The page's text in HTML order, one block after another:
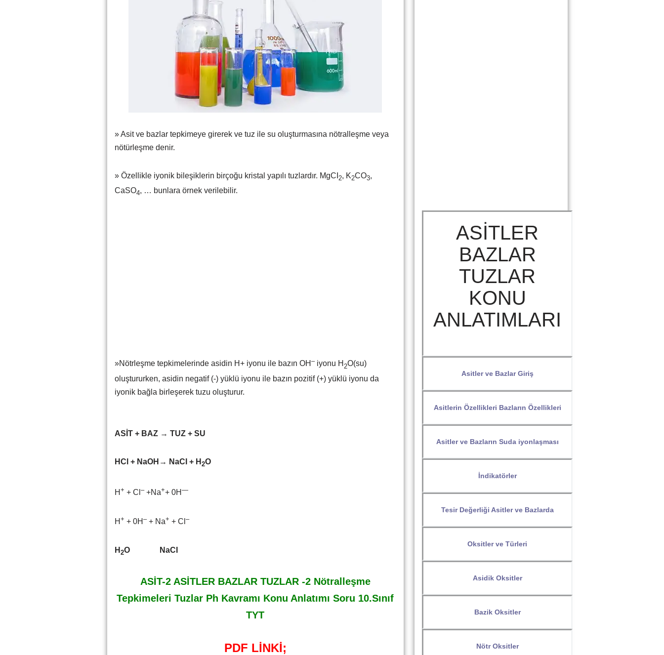
» Asit ve bazlar tepkimeye girerek ve tuz ile su oluşturmasına nötralleşme veya
nötürleşme denir.
» Özellikle iyonik bileşiklerin birçoğu kristal yapılı tuzlardır. MgCI 2, K2CO3,
CaSO4, … bunlara örnek verilebilir.
»Nötrleşme tepkimelerinde asidin H+ iyonu ile bazın OH –iyonu H 2O(su)
oluştururken, asidin negatif (-) yüklü iyonu ile bazın pozitif (+) yüklü iyonu da
iyonik bağla birleşerek tuzu oluşturur.
ASİT + BAZ → TUZ + SU
HCl + NaOH→ NaCI + H 2O
H + + Cl – +Na++ 0H —
H + + 0H –+ Na+ + Cl –
H 2O NaCI
ASİT-2 ASİTLER BAZLAR TUZLAR -2 Nötralleşme
Tepkimeleri Tuzlar Ph Kavramı Konu Anlatımı Soru 10.Sınıf
TYT
PDF LİNKİ;
ASİTLER
BAZLAR
TUZLAR
KONU
ANLATIMLARI
Asitler ve Bazlar Giriş
Asitlerin Özellikleri Bazların Özellikleri
Asitler ve Bazların Suda iyonlaşması
İndikatörler
Tesir Değerliği Asitler ve Bazlarda
Oksitler ve Türleri
Asidik Oksitler
Bazik Oksitler
Nötr Oksitler